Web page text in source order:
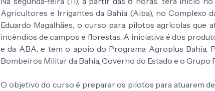
Agricultores e Irrigantes da Bahia (Aiba), no Complexo
Eduardo Magalhães, o curso para pilotos agrícolas que
incêndios de campos e florestas. A iniciativa é dos
e da ABA, e tem o apoio do Programa Agroplus Bahia,
Bombeiros Militar da Bahia, Governo do Estado e o Grupo
O objetivo do curso é preparar os pilotos para atuarem